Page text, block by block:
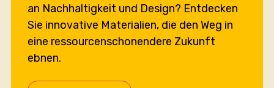
an Nachhaltigkeit und Design? Entdecken
Sie innovative Materialien, die den Weg in
eine ressourcenschonendere Zukunft
ebnen.